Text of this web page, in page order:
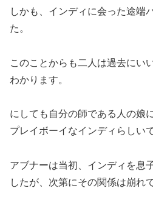
しかも、インディに会った途端
た。
このことからも二人は過去にい
わかります。
にしても自分の師である人の娘
プレイボーイなインディらしい
アブナーは当初、インディを息
したが、次第にその関係は崩れ